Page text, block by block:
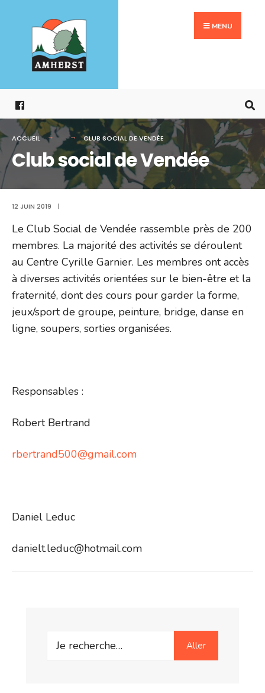
contenu
MENU
ACCUEIL CLUB SOCIAL DE VENDÉE
Club social de Vendée
12 JUIN 2019 |
Le Club Social de Vendée rassemble près de 200
membres. La majorité des activités se déroulent
au Centre Cyrille Garnier. Les membres ont accès
à diverses activités orientées sur le bien-être et la
fraternité, dont des cours pour garder la forme,
jeux/sport de groupe, peinture, bridge, danse en
ligne, soupers, sorties organisées.
Responsables :
Robert Bertrand
rbertrand500@gmail.com
Daniel Leduc
danielt.leduc@hotmail.com
Search
Aller
for: